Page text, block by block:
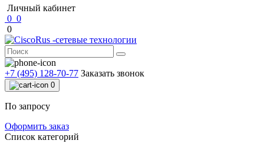
Личный кабинет
0 0
0
+7 (495) 128-70-77 Заказать звонок
0
По запросу
Оформить заказ
Список категорий